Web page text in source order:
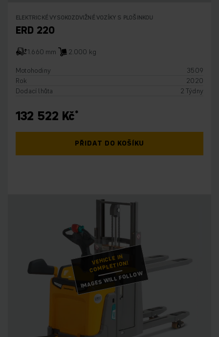
ELEKTRICKÉ VYSOKOZDVIŽNÉ VOZÍKY S PLOŠINKOU
ERD 220
1.660 mm
2.000 kg
Motohodiny
3509
Rok
2020
Dodací lhůta
2 Týdny
132 522 Kč
PŘIDAT DO KOŠÍKU
VEHICLE IN
COMPLETION!
IMAGES WILL FOLLOW